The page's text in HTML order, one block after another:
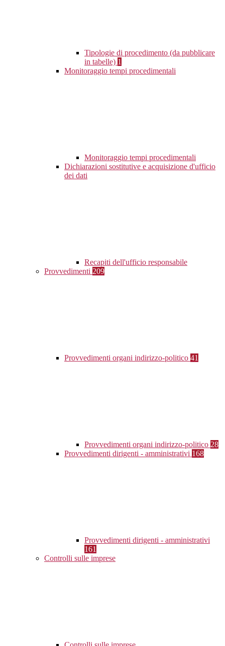
Tipologie di procedimento (da pubblicare
in tabelle) 1
Monitoraggio tempi procedimentali
Monitoraggio tempi procedimentali
Dichiarazioni sostitutive e acquisizione d'ufficio
dei dati
Recapiti dell'ufficio responsabile
Provvedimenti 209
Provvedimenti organi indirizzo-politico 41
Provvedimenti organi indirizzo-politico 28
Provvedimenti dirigenti - amministrativi 168
Provvedimenti dirigenti - amministrativi
161
Controlli sulle imprese